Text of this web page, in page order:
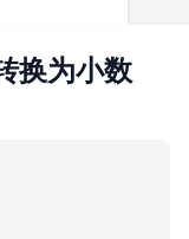
换为小数